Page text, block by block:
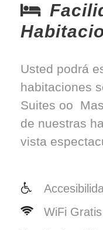
Usted podrá
habitaciones
Suites oo
de nuestras
vista
WiFi Gratis